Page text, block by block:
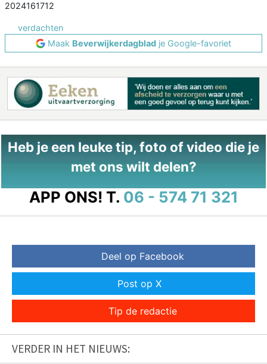
2024161712
verdachten
Maak Beverwijkerdagblad je Google-favoriet
Heb je een leuke tip, foto of video die je
met ons wilt delen?
APP ONS! T. 06 - 574 71 321
Deel op Facebook
Post op X
Tip de redactie
VERDER IN HET NIEUWS: